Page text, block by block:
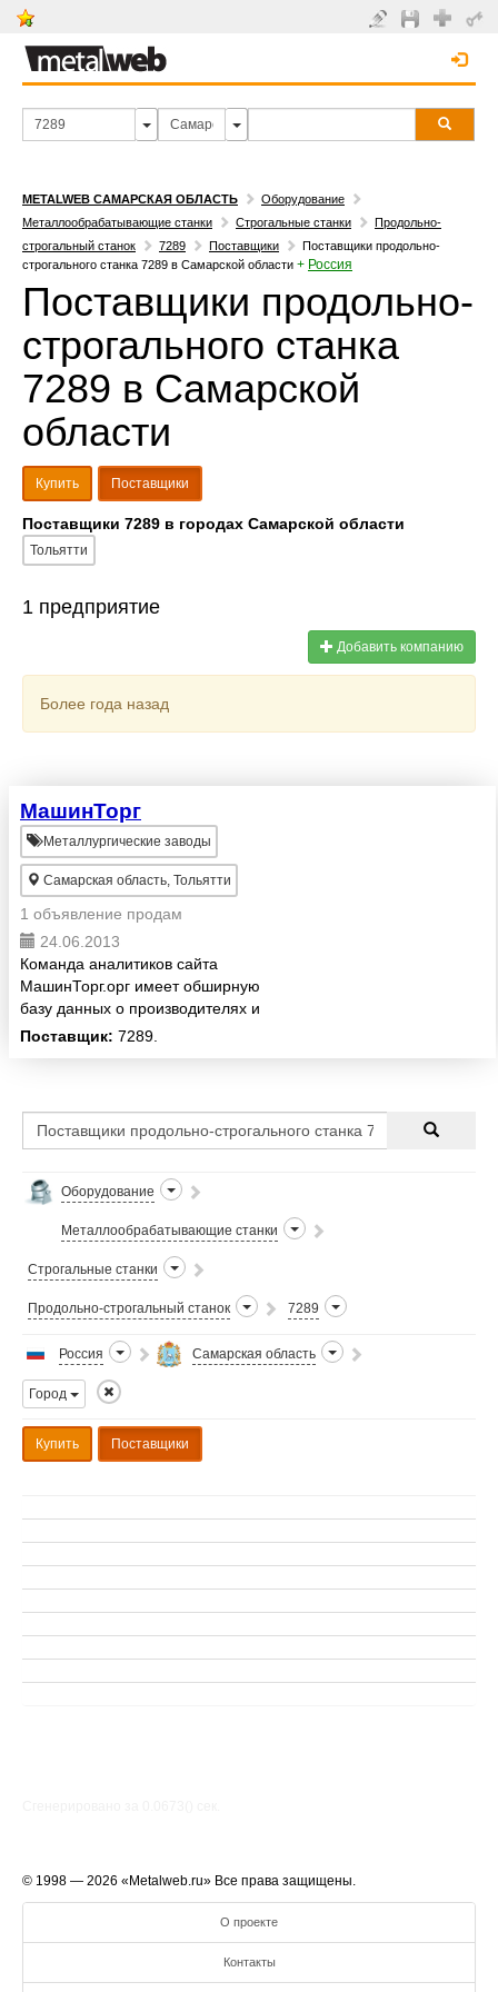
METALWEB САМАРСКАЯ ОБЛАСТЬ
Оборудование
Металлообрабатывающие станки
Строгальные станки
Продольно-
строгальный станок
7289 Поставщики
Поставщики продольно-
строгального станка 7289 в Самарской области + Россия
Поставщики продольно-
строгального станка
7289 в Самарской
области
Купить Поставщики
Поставщики 7289 в городах Самарской области
Тольятти
1 предприятие
Добавить компанию
Более года назад
МашинТорг
Металлургические заводы
Самарская область, Тольятти
1 объявление продам
24.06.2013
Команда аналитиков сайта
МашинТорг.орг имеет обширную
базу данных о производителях и
потребителях оборудования и
Поставщик: 7289.
Оборудование
Металлообрабатывающие станки
Строгальные станки
Продольно-строгальный станок 7289
Россия Самарская область
Город
Купить Поставщики
© 1998 — 2026 «Metalweb.ru» Все права защищены.
О проекте
Контакты